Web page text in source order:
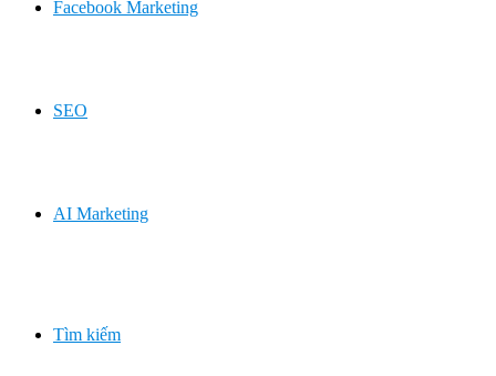
Facebook Marketing
SEO
AI Marketing
Tìm kiếm